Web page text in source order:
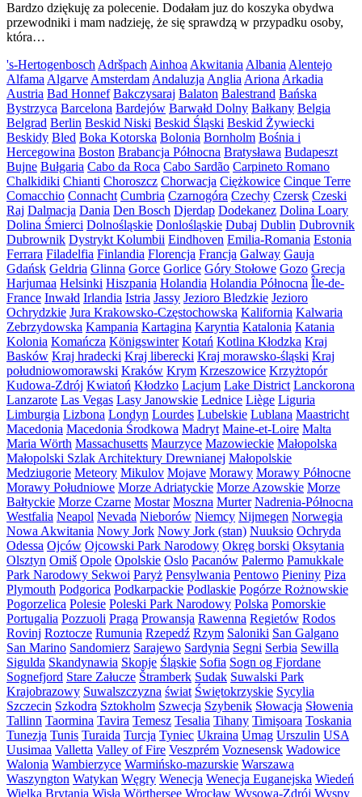
Bardzo dziękuję za polecenie. Dodałam juz do koszyka obydwa
przewodniki i mam nadzieję, że się sprawdzą w przypadku osoby,
która…
's-Hertogenbosch Adršpach Ainhoa Akwitania Albania Alentejo
Alfama Algarve Amsterdam Andaluzja Anglia Ariona Arkadia
Austria Bad Honnef Bakczysaraj Balaton Balestrand Bańska
Bystrzyca Barcelona Bardejów Barwałd Dolny Bałkany Belgia
Belgrad Berlin Beskid Niski Beskid Śląski Beskid Żywiecki
Beskidy Bled Boka Kotorska Bolonia Bornholm Bośnia i
Hercegowina Boston Brabancja Północna Bratysława Budapeszt
Bujne Bułgaria Cabo da Roca Cabo Sardão Carpineto Romano
Chalkidiki Chianti Choroszcz Chorwacja Ciężkowice Cinque Terre
Comacchio Connacht Cumbria Czarnogóra Czechy Czersk Czeski
Raj Dalmacja Dania Den Bosch Djerdap Dodekanez Dolina Loary
Dolina Śmierci Dolnośląskie Donlośląskie Dubaj Dublin Dubrovnik
Dubrownik Dystrykt Kolumbii Eindhoven Emilia-Romania Estonia
Ferrara Filadelfia Finlandia Florencja Francja Galway Gauja
Gdańsk Geldria Glinna Gorce Gorlice Góry Stołowe Gozo Grecja
Harjumaa Helsinki Hiszpania Holandia Holandia Północna Île-de-
France Inwałd Irlandia Istria Jassy Jezioro Bledzkie Jezioro
Ochrydzkie Jura Krakowsko-Częstochowska Kalifornia Kalwaria
Zebrzydowska Kampania Kartagina Karyntia Katalonia Katania
Kolonia Komańcza Königswinter Kotań Kotlina Kłodzka Kraj
Basków Kraj hradecki Kraj liberecki Kraj morawsko-śląski Kraj
południowomorawski Kraków Krym Krzeszowice Krzyżtopór
Kudowa-Zdrój Kwiatoń Kłodzko Lacjum Lake District Lanckorona
Lanzarote Las Vegas Lasy Janowskie Lednice Liège Liguria
Limburgia Lizbona Londyn Lourdes Lubelskie Lublana Maastricht
Macedonia Macedonia Środkowa Madryt Maine-et-Loire Malta
Maria Wörth Massachusetts Maurzyce Mazowieckie Małopolska
Małopolski Szlak Architektury Drewnianej Małopolskie
Medziugorie Meteory Mikulov Mojave Morawy Morawy Północne
Morawy Południowe Morze Adriatyckie Morze Azowskie Morze
Bałtyckie Morze Czarne Mostar Moszna Murter Nadrenia-Północna
Westfalia Neapol Nevada Nieborów Niemcy Nijmegen Norwegia
Nowa Akwitania Nowy Jork Nowy Jork (stan) Nuuksio Ochryda
Odessa Ojców Ojcowski Park Narodowy Okręg borski Oksytania
Olsztyn Omiš Opole Opolskie Oslo Pacanów Palermo Pamukkale
Park Narodowy Sekwoi Paryż Pensylwania Pentowo Pieniny Piza
Plymouth Podgorica Podkarpackie Podlaskie Pogórze Rożnowskie
Pogorzelica Polesie Poleski Park Narodowy Polska Pomorskie
Portugalia Pozzuoli Praga Prowansja Rawenna Regietów Rodos
Rovinj Roztocze Rumunia Rzepedź Rzym Saloniki San Galgano
San Marino Sandomierz Sarajewo Sardynia Segni Serbia Sewilla
Sigulda Skandynawia Skopje Śląskie Sofia Sogn og Fjordane
Sognefjord Stare Załucze Štramberk Sudak Suwalski Park
Krajobrazowy Suwalszczyzna świat Świętokrzyskie Sycylia
Szczecin Szkodra Sztokholm Szwecja Szybenik Słowacja Słowenia
Tallinn Taormina Tavira Temesz Tesalia Tihany Timişoara Toskania
Tunezja Tunis Turaida Turcja Tyniec Ukraina Umag Urszulin USA
Uusimaa Valletta Valley of Fire Veszprém Voznesensk Wadowice
Walonia Wambierzyce Warmińsko-mazurskie Warszawa
Waszyngton Watykan Węgry Wenecja Wenecja Euganejska Wiedeń
Wielka Brytania Wisła Wörthersee Wrocław Wysowa-Zdrój Wyspy